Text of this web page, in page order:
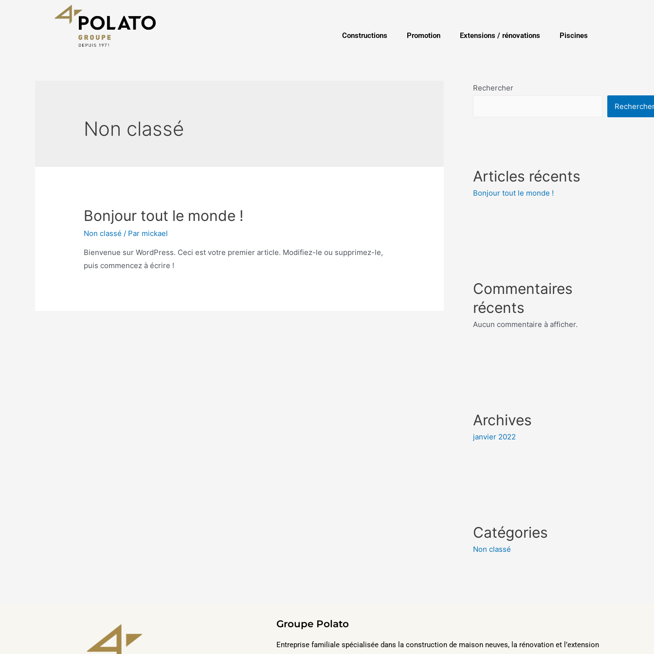
Constructions Promotion Extensions / rénovations Piscines
Non classé
Bonjour tout le monde !
Non classé / Par mickael
Bienvenue sur WordPress. Ceci est votre premier article. Modifiez-le ou supprimez-le,
puis commencez à écrire !
Rechercher
Articles récents
Bonjour tout le monde !
Commentaires
récents
Aucun commentaire à afficher.
Archives
janvier 2022
Catégories
Non classé
Groupe Polato
Entreprise familiale spécialisée dans la construction de maison neuves, la rénovation et l’extension